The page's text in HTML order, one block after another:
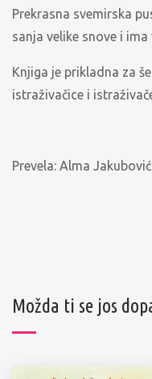
Prekrasna svemirska
sanja velike snove i ima
Knjiga je prikladna za
istraživačice i
Prevela: Alma Jakubović
Možda ti se jos